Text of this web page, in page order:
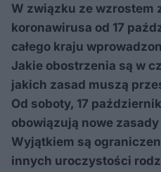
W związku ze wzrostem
koronawirusa od 17
całego kraju
Jakie obostrzenia są w
jakich zasad muszą
Od soboty, 17
obowiązują nowe
Wyjątkiem są
innych uroczystości